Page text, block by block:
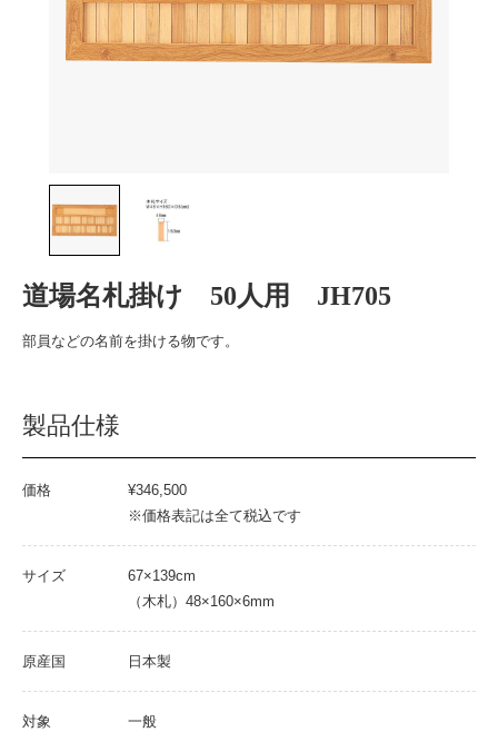
道場名札掛け 50人用 JH705
部員などの名前を掛ける物です。
製品仕様
価格
¥346,500
※価格表記は全て税込です
サイズ
67×139cm
（木札）48×160×6mm
原産国 日本製
対象 一般